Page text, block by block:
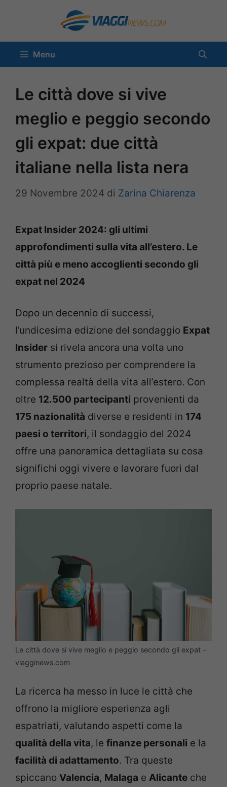
contenuto
Menu
Le città dove si vive
meglio e peggio secondo
gli expat: due città
italiane nella lista nera
29 Novembre 2024 di Zarina Chiarenza
Expat Insider 2024: gli ultimi
approfondimenti sulla vita all’estero. Le
città più e meno accoglienti secondo gli
expat nel 2024
Dopo un decennio di successi,
l’undicesima edizione del sondaggio Expat
Insider si rivela ancora una volta uno
strumento prezioso per comprendere la
complessa realtà della vita all’estero. Con
oltre 12.500 partecipanti provenienti da
175 nazionalità diverse e residenti in 174
paesi o territori, il sondaggio del 2024
offre una panoramica dettagliata su cosa
significhi oggi vivere e lavorare fuori dal
proprio paese natale.
Le città dove si vive meglio e peggio secondo gli expat –
viagginews.com
La ricerca ha messo in luce le città che
offrono la migliore esperienza agli
espatriati, valutando aspetti come la
qualità della vita, le finanze personali e la
facilità di adattamento. Tra queste
spiccano Valencia, Malaga e Alicante che